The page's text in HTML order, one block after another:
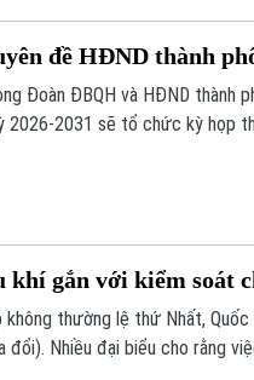
đề HĐND thành
Đoàn ĐBQH và HĐND thành
2026-2031 sẽ tổ chức kỳ họp
khí gắn với kiểm soát
thường lệ thứ Nhất,
đổi). Nhiều đại biểu cho rằng